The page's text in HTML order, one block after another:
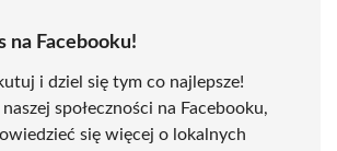
na Facebooku!
i dziel się tym co najlepsze!
naszej społeczności na Facebooku,
się więcej o lokalnych